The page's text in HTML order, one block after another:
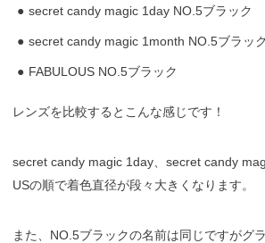
secret candy magic 1day NO.5ブラック
secret candy magic 1month NO.5ブラック
FABULOUS NO.5ブラック
レンズを比較するとこんな感じです！
secret candy magic 1day、secret candy
USの順で着色直径が段々大きくなります。
また、NO.5ブラックの名前は同じですがグ